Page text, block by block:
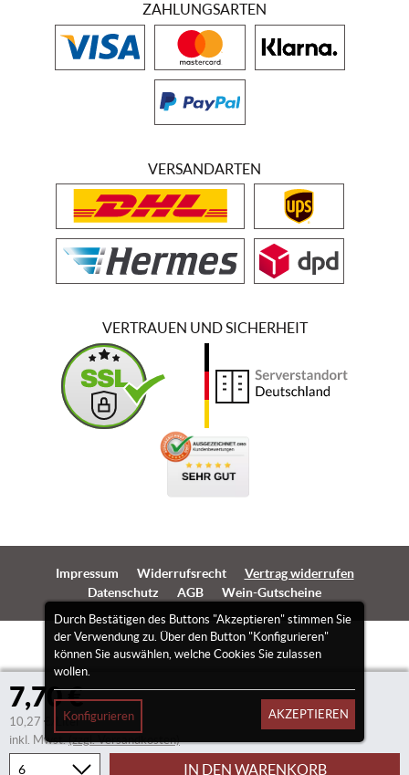
7,70 €
10,27 €/Liter
inkl. Mwst.(zzgl. Versandkosten)
IN DEN WARENKORB
Durch Bestätigen des Buttons "Akzeptieren" stimmen Sie
der Verwendung zu. Über den Button "Konfigurieren"
können Sie auswählen, welche Cookies Sie zulassen
wollen.
Konfigurieren AKZEPTIEREN
ZAHLUNGSARTEN
VERSANDARTEN
VERTRAUEN UND SICHERHEIT
Impressum Widerrufsrecht
Vertrag widerrufen
Datenschutz
AGB Wein-Gutscheine